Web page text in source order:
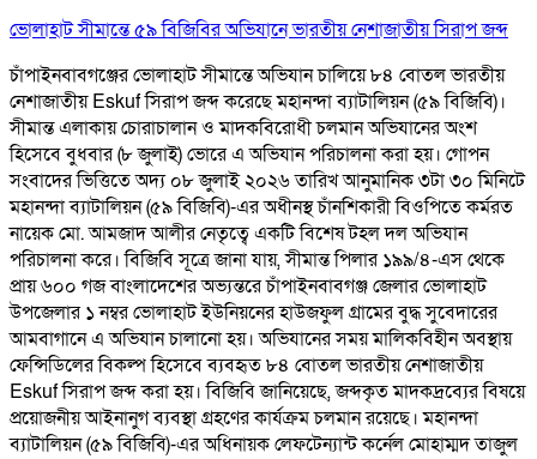
ভোলাহাট সীমান্তে ৫৯ বিজিবির অভিযানে ভারতীয় নেশাজাতীয় সিরাপ জব্দ
চাঁপাইনবাবগঞ্জের ভোলাহাট সীমান্তে অভিযান চালিয়ে ৮৪ বোতল ভারতীয়
নেশাজাতীয় Eskuf সিরাপ জব্দ করেছে মহানন্দা ব্যাটালিয়ন (৫৯ বিজিবি)।
সীমান্ত এলাকায় চোরাচালান ও মাদকবিরোধী চলমান অভিযানের অংশ
হিসেবে বুধবার (৮ জুলাই) ভোরে এ অভিযান পরিচালনা করা হয়। গোপন
সংবাদের ভিত্তিতে অদ্য ০৮ জুলাই ২০২৬ তারিখ আনুমানিক ৩টা ৩০ মিনিটে
মহানন্দা ব্যাটালিয়ন (৫৯ বিজিবি)-এর অধীনস্থ চাঁনশিকারী বিওপিতে কর্মরত
নায়েক মো. আমজাদ আলীর নেতৃত্বে একটি বিশেষ টহল দল অভিযান
পরিচালনা করে। বিজিবি সূত্রে জানা যায়, সীমান্ত পিলার ১৯৯/৪-এস থেকে
প্রায় ৬০০ গজ বাংলাদেশের অভ্যন্তরে চাঁপাইনবাবগঞ্জ জেলার ভোলাহাট
উপজেলার ১ নম্বর ভোলাহাট ইউনিয়নের হাউজফুল গ্রামের বুদ্ধ সুবেদারের
আমবাগানে এ অভিযান চালানো হয়। অভিযানের সময় মালিকবিহীন অবস্থায়
ফেন্সিডিলের বিকল্প হিসেবে ব্যবহৃত ৮৪ বোতল ভারতীয় নেশাজাতীয়
Eskuf সিরাপ জব্দ করা হয়। বিজিবি জানিয়েছে, জব্দকৃত মাদকদ্রব্যের বিষয়ে
প্রয়োজনীয় আইনানুগ ব্যবস্থা গ্রহণের কার্যক্রম চলমান রয়েছে। মহানন্দা
ব্যাটালিয়ন (৫৯ বিজিবি)-এর অধিনায়ক লেফটেন্যান্ট কর্নেল মোহাম্মদ তাজুল